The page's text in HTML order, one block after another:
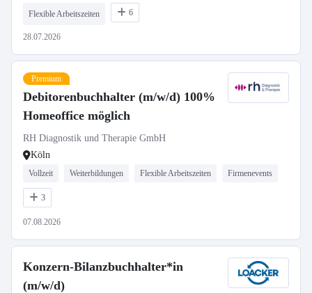
Flexible Arbeitszeiten 6
28.07.2026
Premium
Debitorenbuchhalter (m/w/d) 100%
Homeoffice möglich
RH Diagnostik und Therapie GmbH
Köln
Vollzeit Weiterbildungen Flexible Arbeitszeiten Firmenevents
3
07.08.2026
Konzern-Bilanzbuchhalter*in
(m/w/d)